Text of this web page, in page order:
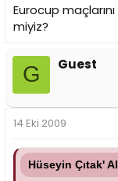
Eurocup
miyiz?
G Guest
14 Eki 2009
Hüseyin Çıtak'